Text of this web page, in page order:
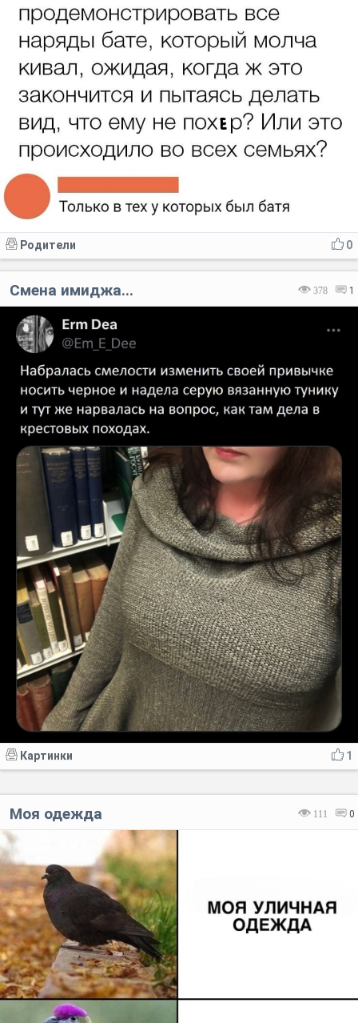
0
Родители
378 1
Смена имиджа...
1
Картинки
111 0
Моя одежда